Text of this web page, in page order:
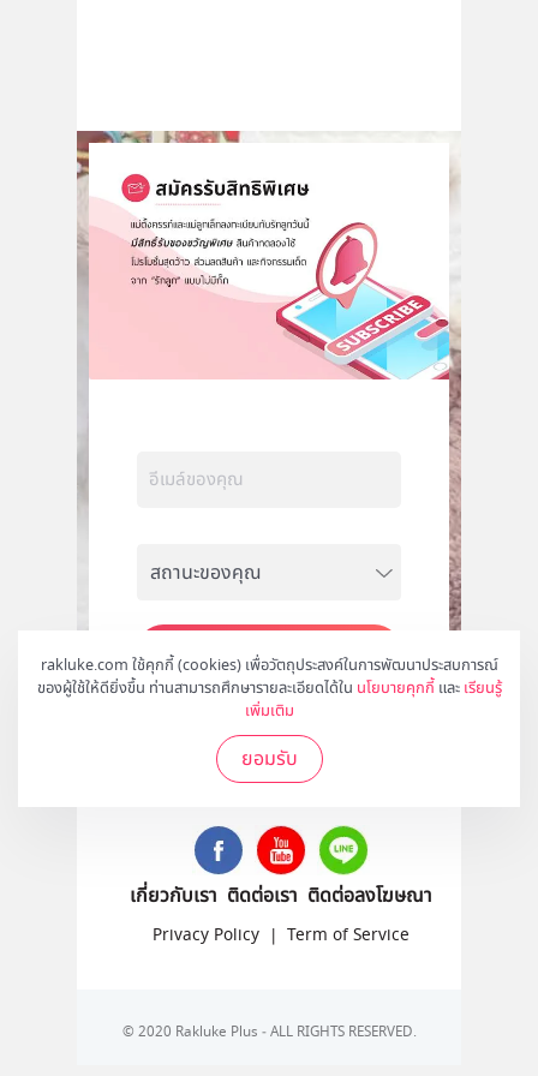
rakluke.com ใช้คุกกี้ (cookies) เพื่อวัตถุประสงค์ในการพัฒนาประสบการณ์
ของผู้ใช้ให้ดียิ่งขึ้น ท่านสามารถศึกษารายละเอียดได้ใน นโยบายคุกกี้ และ เรียนรู้
เพิ่มเติม
ยอมรับ
สมัคร
ติดตามเราได้ที่
เกี่ยวกับเรา ติดต่อเรา ติดต่อลงโฆษณา
Privacy Policy | Term of Service
© 2020 Rakluke Plus - ALL RIGHTS RESERVED.